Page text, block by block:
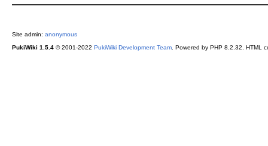
Site admin: anonymous
PukiWiki 1.5.4© 2001-2022 PukiWiki Development Team. Powered by PHP 8.2.32. HTML